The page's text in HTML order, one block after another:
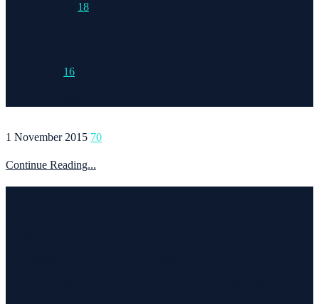
18
16
1 November 2015 70
Continue Reading...